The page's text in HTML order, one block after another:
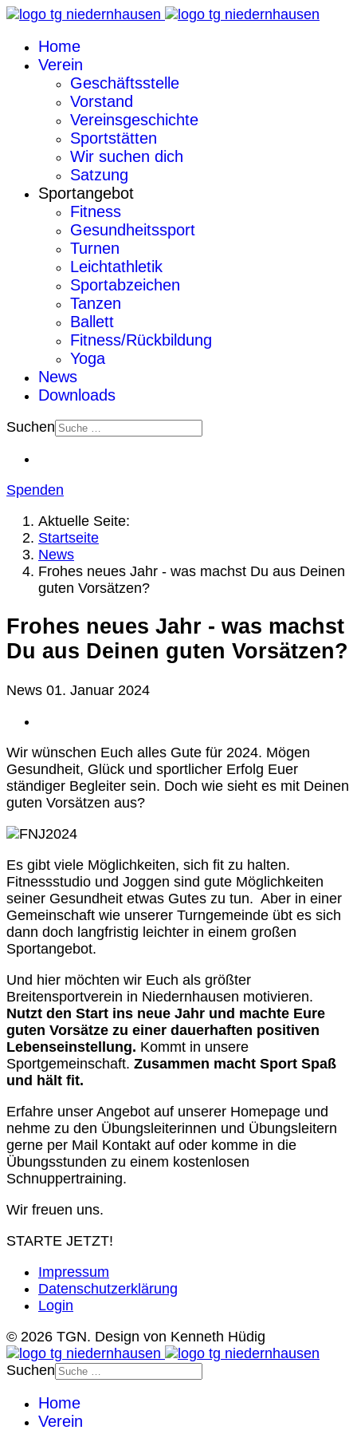
Home
Verein
Geschäftsstelle
Vorstand
Vereinsgeschichte
Sportstätten
Wir suchen dich
Satzung
Sportangebot
Fitness
Gesundheitssport
Turnen
Leichtathletik
Sportabzeichen
Tanzen
Ballett
Fitness/Rückbildung
Yoga
News
Downloads
Suchen
Spenden
Aktuelle Seite:
Startseite
News
Frohes neues Jahr - was machst Du aus Deinen
guten Vorsätzen?
Frohes neues Jahr - was machst
Du aus Deinen guten Vorsätzen?
News 01. Januar 2024
Wir wünschen Euch alles Gute für 2024. Mögen
Gesundheit, Glück und sportlicher Erfolg Euer
ständiger Begleiter sein. Doch wie sieht es mit Deinen
guten Vorsätzen aus?
Es gibt viele Möglichkeiten, sich fit zu halten.
Fitnessstudio und Joggen sind gute Möglichkeiten
seiner Gesundheit etwas Gutes zu tun. Aber in einer
Gemeinschaft wie unserer Turngemeinde übt es sich
dann doch langfristig leichter in einem großen
Sportangebot.
Und hier möchten wir Euch als größter
Breitensportverein in Niedernhausen motivieren.
Nutzt den Start ins neue Jahr und machte Eure
guten Vorsätze zu einer dauerhaften positiven
Lebenseinstellung. Kommt in unsere
Sportgemeinschaft. Zusammen macht Sport Spaß
und hält fit.
Erfahre unser Angebot auf unserer Homepage und
nehme zu den Übungsleiterinnen und Übungsleitern
gerne per Mail Kontakt auf oder komme in die
Übungsstunden zu einem kostenlosen
Schnuppertraining.
Wir freuen uns.
STARTE JETZT!
Impressum
Datenschutzerklärung
Login
© 2026 TGN. Design von Kenneth Hüdig
Suchen
Home
Verein